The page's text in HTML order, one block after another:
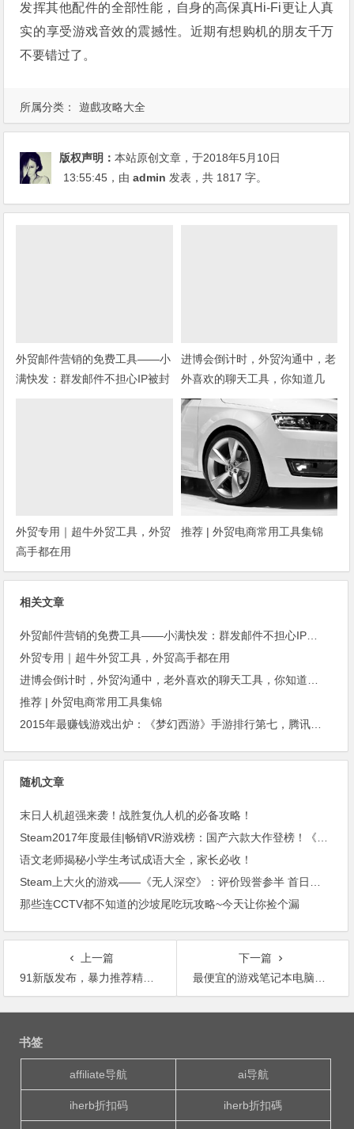
所属分类： 遊戲攻略大全
发挥其他配件的全部性能，自身的高保真Hi-Fi更让人真
实的享受游戏音效的震撼性。近期有想购机的朋友千万
不要错过了。
版权声明：本站原创文章，于2018年5月10日
13:55:45 ，由admin 发表，共 1817 字。
外贸邮件营销的免费工具——小
满快发：群发邮件不担心IP被封
进博会倒计时，外贸沟通中，老
外喜欢的聊天工具，你知道几
种？
外贸专用｜超牛外贸工具，外贸
高手都在用
推荐 | 外贸电商常用工具集锦
相关文章
外贸邮件营销的免费工具——小满快发：群发邮件不担心IP被封
外贸专用｜超牛外贸工具，外贸高手都在用
进博会倒计时，外贸沟通中，老外喜欢的聊天工具，你知道几种？
推荐 | 外贸电商常用工具集锦
2015年最赚钱游戏出炉：《梦幻西游》手游排行第七，腾讯总收入进前三
随机文章
末日人机超强来袭！战胜复仇人机的必备攻略！
Steam2017年度最佳|畅销VR游戏榜：国产六款大作登榜！《辐射4VR》狂揽500万美元！
语文老师揭秘小学生考试成语大全，家长必收！
Steam上大火的游戏——《无人深空》：评价毁誉参半 首日收入超8000万
那些连CCTV都不知道的沙坡尾吃玩攻略~今天让你捡个漏
上一篇
91新版发布，暴力推荐精选游戏解说视频
下一篇
最便宜的游戏笔记本电脑推荐，戴尔灵越 15 7000 Gaming
文
书签
affiliate导航 ai导航
iherb折扣码 iherb折扣碼